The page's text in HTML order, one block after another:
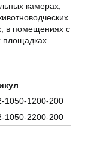
камерах,
в помещениях с
1050-1200-200
1050-2200-200